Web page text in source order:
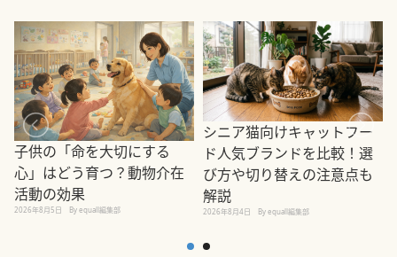
子供の「命を大切にする
心」はどう育つ？動物介在
活動の効果
2026年8月5日 By equall編集部
シニア猫向けキャットフー
ド人気ブランドを比較！選
び方や切り替えの注意点も
解説
2026年8月4日 By equall編集部